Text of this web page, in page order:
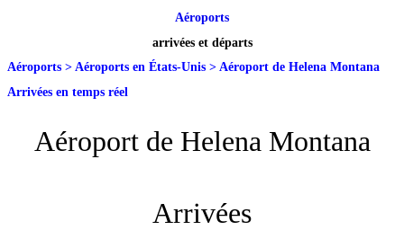
Aéroports
arrivées et départs
Aéroports > Aéroports en États-Unis > Aéroport de Helena Montana
Arrivées en temps réel
Aéroport de Helena Montana
Arrivées